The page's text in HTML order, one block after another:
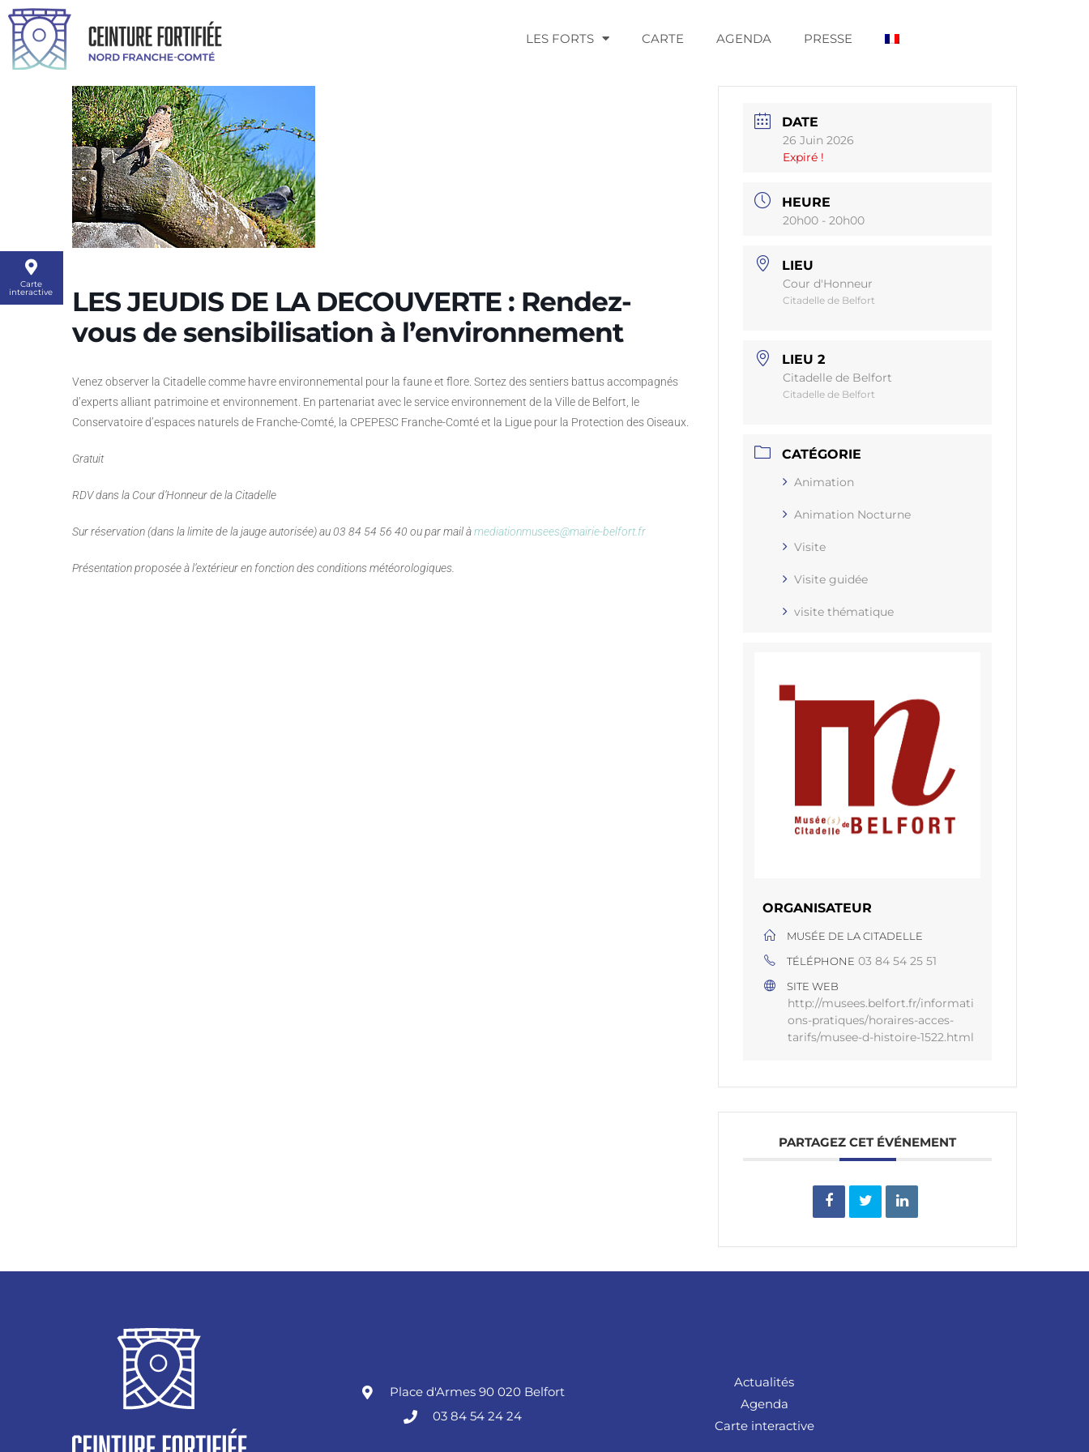
LES FORTS CARTE AGENDA PRESSE
Carte
interactive
LES JEUDIS DE LA DECOUVERTE : Rendez-
vous de sensibilisation à l’environnement
Venez observer la Citadelle comme havre environnemental pour la faune et flore. Sortez des sentiers battus accompagnés
d’experts alliant patrimoine et environnement. En partenariat avec le service environnement de la Ville de Belfort, le
Conservatoire d’espaces naturels de Franche-Comté, la CPEPESC Franche-Comté et la Ligue pour la Protection des Oiseaux.
Gratuit
RDV dans la Cour d’Honneur de la Citadelle
Sur réservation (dans la limite de la jauge autorisée) au 03 84 54 56 40 ou par mail àmediationmusees@mairie-belfort.fr
Présentation proposée à l’extérieur en fonction des conditions météorologiques.
DATE
26 Juin 2026
Expiré !
HEURE
20h00 - 20h00
LIEU
Cour d'Honneur
Citadelle de Belfort
LIEU 2
Citadelle de Belfort
Citadelle de Belfort
CATÉGORIE
Animation
Animation Nocturne
Visite
Visite guidée
visite thématique
ORGANISATEUR
MUSÉE DE LA CITADELLE
TÉLÉPHONE 03 84 54 25 51
SITE WEB
http://musees.belfort.fr/informati
ons-pratiques/horaires-acces-
tarifs/musee-d-histoire-1522.html
PARTAGEZ CET ÉVÉNEMENT
Place d'Armes 90 020 Belfort
03 84 54 24 24
Actualités
Agenda
Carte interactive